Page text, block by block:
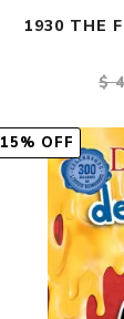
1930 THE
$
15% OFF